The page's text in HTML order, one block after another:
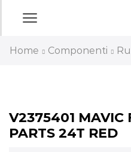
Home Componenti
V2375401 MAVIC
PARTS 24T RED